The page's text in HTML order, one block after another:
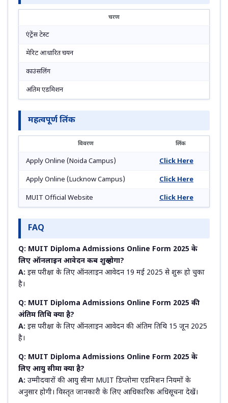
चरण
एंट्रेंस टेस्ट
मेरिट आधारित चयन
काउंसलिंग
अंतिम एडमिशन
महत्वपूर्ण लिंक
विवरण लिंक
Apply Online (Noida Campus) Click Here
Apply Online (Lucknow Campus) Click Here
MUIT Official Website Click Here
FAQ
Q: MUIT Diploma Admissions Online Form 2025 के
लिए ऑनलाइन आवेदन कब शुरू होगा?
A: इस परीक्षा के लिए ऑनलाइन आवेदन 19 मई 2025 से शुरू हो चुका
है।
Q: MUIT Diploma Admissions Online Form 2025 की
अंतिम तिथि क्या है?
A: इस परीक्षा के लिए ऑनलाइन आवेदन की अंतिम तिथि 15 जून 2025
है।
Q: MUIT Diploma Admissions Online Form 2025 के
लिए आयु सीमा क्या है?
A: उम्मीदवारों की आयु सीमा MUIT डिप्लोमा एडमिशन नियमों के
अनुसार होगी। विस्तृत जानकारी के लिए आधिकारिक अधिसूचना देखें।